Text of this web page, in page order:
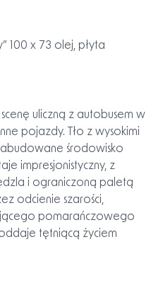
pl.
100 x 73 olej, płyta
uliczną z autobusem w
pojazdy. Tło z wysokimi
środowisko
impresjonistyczny, z
i ograniczoną paletą